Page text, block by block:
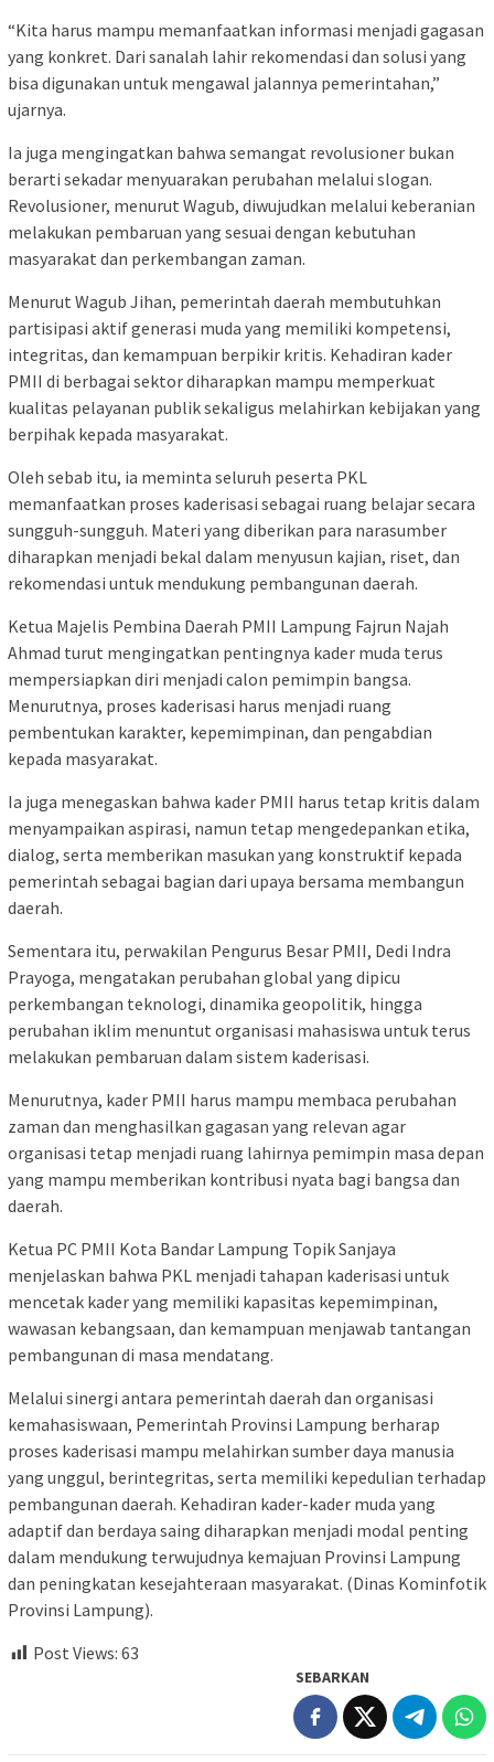
“Kita harus mampu memanfaatkan informasi menjadi gagasan
yang konkret. Dari sanalah lahir rekomendasi dan solusi yang
bisa digunakan untuk mengawal jalannya pemerintahan,”
ujarnya.
Ia juga mengingatkan bahwa semangat revolusioner bukan
berarti sekadar menyuarakan perubahan melalui slogan.
Revolusioner, menurut Wagub, diwujudkan melalui keberanian
melakukan pembaruan yang sesuai dengan kebutuhan
masyarakat dan perkembangan zaman.
Menurut Wagub Jihan, pemerintah daerah membutuhkan
partisipasi aktif generasi muda yang memiliki kompetensi,
integritas, dan kemampuan berpikir kritis. Kehadiran kader
PMII di berbagai sektor diharapkan mampu memperkuat
kualitas pelayanan publik sekaligus melahirkan kebijakan yang
berpihak kepada masyarakat.
Oleh sebab itu, ia meminta seluruh peserta PKL
memanfaatkan proses kaderisasi sebagai ruang belajar secara
sungguh-sungguh. Materi yang diberikan para narasumber
diharapkan menjadi bekal dalam menyusun kajian, riset, dan
rekomendasi untuk mendukung pembangunan daerah.
Ketua Majelis Pembina Daerah PMII Lampung Fajrun Najah
Ahmad turut mengingatkan pentingnya kader muda terus
mempersiapkan diri menjadi calon pemimpin bangsa.
Menurutnya, proses kaderisasi harus menjadi ruang
pembentukan karakter, kepemimpinan, dan pengabdian
kepada masyarakat.
Ia juga menegaskan bahwa kader PMII harus tetap kritis dalam
menyampaikan aspirasi, namun tetap mengedepankan etika,
dialog, serta memberikan masukan yang konstruktif kepada
pemerintah sebagai bagian dari upaya bersama membangun
daerah.
Sementara itu, perwakilan Pengurus Besar PMII, Dedi Indra
Prayoga, mengatakan perubahan global yang dipicu
perkembangan teknologi, dinamika geopolitik, hingga
perubahan iklim menuntut organisasi mahasiswa untuk terus
melakukan pembaruan dalam sistem kaderisasi.
Menurutnya, kader PMII harus mampu membaca perubahan
zaman dan menghasilkan gagasan yang relevan agar
organisasi tetap menjadi ruang lahirnya pemimpin masa depan
yang mampu memberikan kontribusi nyata bagi bangsa dan
daerah.
Ketua PC PMII Kota Bandar Lampung Topik Sanjaya
menjelaskan bahwa PKL menjadi tahapan kaderisasi untuk
mencetak kader yang memiliki kapasitas kepemimpinan,
wawasan kebangsaan, dan kemampuan menjawab tantangan
pembangunan di masa mendatang.
Melalui sinergi antara pemerintah daerah dan organisasi
kemahasiswaan, Pemerintah Provinsi Lampung berharap
proses kaderisasi mampu melahirkan sumber daya manusia
yang unggul, berintegritas, serta memiliki kepedulian terhadap
pembangunan daerah. Kehadiran kader-kader muda yang
adaptif dan berdaya saing diharapkan menjadi modal penting
dalam mendukung terwujudnya kemajuan Provinsi Lampung
dan peningkatan kesejahteraan masyarakat. (Dinas Kominfotik
Provinsi Lampung).
Post Views: 63
SEBARKAN